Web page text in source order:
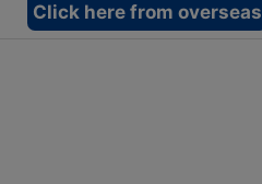
Click here from overseas